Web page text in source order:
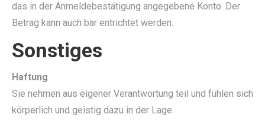
das in der Anmeldebestätigung angegebene Konto. Der
Betrag kann auch bar entrichtet werden.
Sonstiges
Haftung
Sie nehmen aus eigener Verantwortung teil und fühlen sich
körperlich und geistig dazu in der Lage.